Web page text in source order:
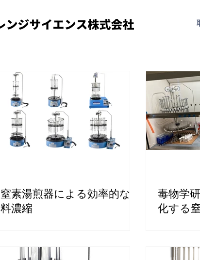
窒素湯煎器による効率的な試
料濃縮
毒物学
化する